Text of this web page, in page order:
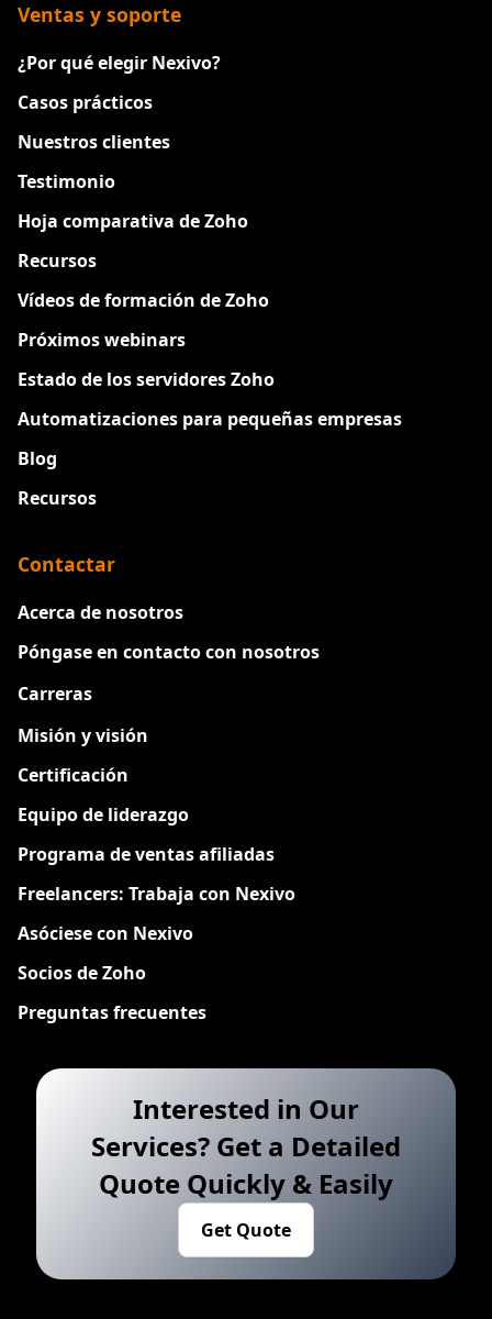
Ventas y soporte
¿Por qué elegir Nexivo?
Casos prácticos
Nuestros clientes
Testimonio
Hoja comparativa de Zoho
Recursos
Vídeos de formación de Zoho
Próximos webinars
Estado de los servidores Zoho
Automatizaciones para pequeñas empresas
Blog
Recursos
Contactar
Acerca de nosotros
Póngase en contacto con nosotros
Carreras
Misión y visión
Certificación
Equipo de liderazgo
Programa de ventas afiliadas
Freelancers: Trabaja con Nexivo
Asóciese con Nexivo
Socios de Zoho
Preguntas frecuentes
Interested in Our
Services? Get a Detailed
Quote Quickly & Easily
Get Quote